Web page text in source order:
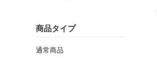
商品タイプ
通常商品